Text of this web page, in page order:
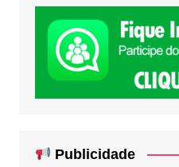
Publicidade